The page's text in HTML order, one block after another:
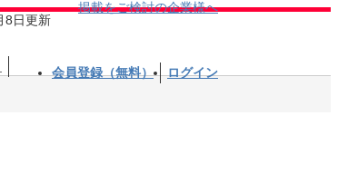
8日更新
掲載をご検討の企業様へ
会員登録（無料） ログイン